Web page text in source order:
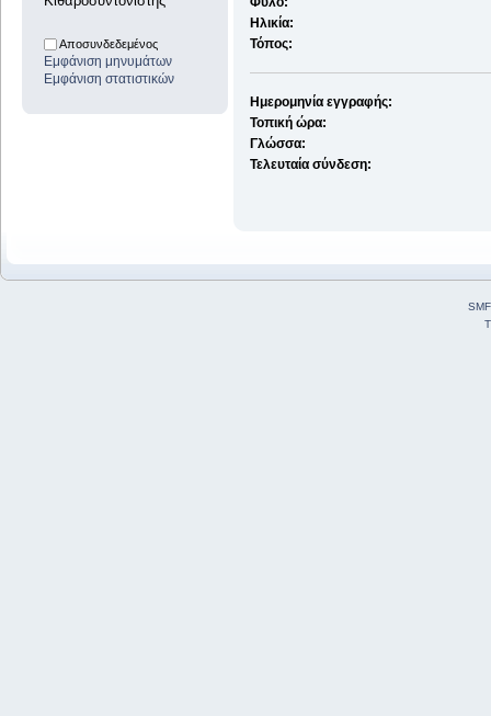
Αποσυνδεδεμένος
Εμφάνιση μηνυμάτων
Εμφάνιση στατιστικών
Ηλικία:
Τόπος:
Ημερομηνία εγγραφής:
Τοπική ώρα:
Γλώσσα:
Τελευταία σύνδεση: